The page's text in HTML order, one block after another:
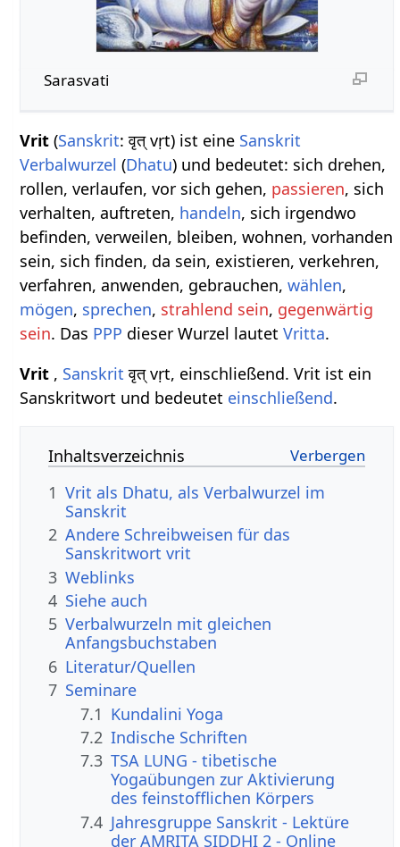
Sarasvati
Vrit (Sanskrit: वृत् vṛt) ist eine Sanskrit
Verbalwurzel (Dhatu) und bedeutet: sich drehen,
rollen, verlaufen, vor sich gehen, passieren, sich
verhalten, auftreten, handeln, sich irgendwo
befinden, verweilen, bleiben, wohnen, vorhanden
sein, sich finden, da sein, existieren, verkehren,
verfahren, anwenden, gebrauchen,wählen,
mögen, sprechen, strahlend sein, gegenwärtig
sein. Das PPP dieser Wurzel lautetVritta.
Vrit , Sanskrit वृत् vṛt, einschließend. Vrit ist ein
Sanskritwort und bedeutet einschließend.
Inhaltsverzeichnis
1 Vrit als Dhatu, als Verbalwurzel im
Sanskrit
2 Andere Schreibweisen für das
Sanskritwort vrit
3 Weblinks
4 Siehe auch
5 Verbalwurzeln mit gleichen
Anfangsbuchstaben
6 Literatur/Quellen
7 Seminare
7.1 Kundalini Yoga
7.2 Indische Schriften
7.3 TSA LUNG - tibetische
Yogaübungen zur Aktivierung
des feinstofflichen Körpers
7.4 Jahresgruppe Sanskrit - Lektüre
der AMRITA SIDDHI 2 - Online